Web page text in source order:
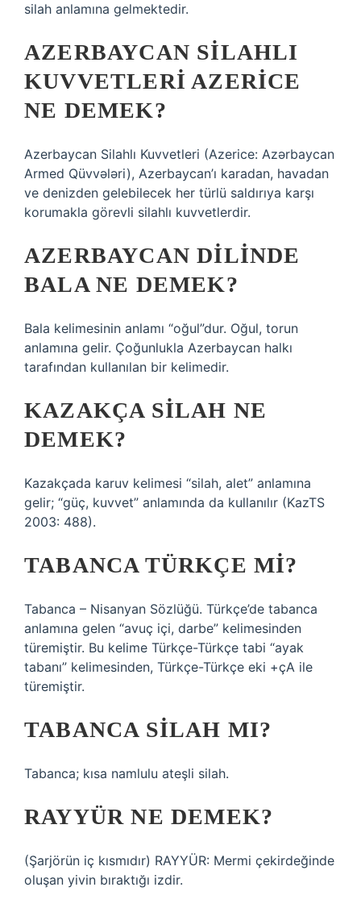
silah anlamına gelmektedir.
AZERBAYCAN SILAHLI
KUVVETLERI AZERICE
NE DEMEK?
Azerbaycan Silahlı Kuvvetleri (Azerice: Azərbaycan
Armed Qüvvələri), Azerbaycan’ı karadan, havadan
ve denizden gelebilecek her türlü saldırıya karşı
korumakla görevli silahlı kuvvetlerdir.
AZERBAYCAN DILINDE
BALA NE DEMEK?
Bala kelimesinin anlamı “oğul”dur. Oğul, torun
anlamına gelir. Çoğunlukla Azerbaycan halkı
tarafından kullanılan bir kelimedir.
KAZAKÇA SILAH NE
DEMEK?
Kazakçada karuv kelimesi “silah, alet” anlamına
gelir; “güç, kuvvet” anlamında da kullanılır (KazTS
2003: 488).
TABANCA TÜRKÇE MI?
Tabanca – Nisanyan Sözlüğü. Türkçe’de tabanca
anlamına gelen “avuç içi, darbe” kelimesinden
türemiştir. Bu kelime Türkçe-Türkçe tabi “ayak
tabanı” kelimesinden, Türkçe-Türkçe eki +çA ile
türemiştir.
TABANCA SILAH MI?
Tabanca; kısa namlulu ateşli silah.
RAYYÜR NE DEMEK?
(Şarjörün iç kısmıdır) RAYYÜR: Mermi çekirdeğinde
oluşan yivin bıraktığı izdir.